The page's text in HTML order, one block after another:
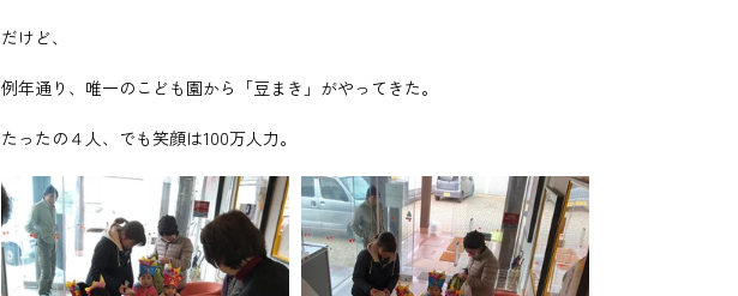
だけど、
例年通り、唯一のこども園から「豆まき」がやってきた。
たったの４人、でも笑顔は100万人力。